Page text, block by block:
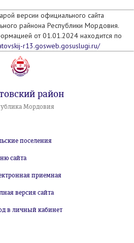
версии официального сайта
райнона Республики Мордовия.
от 01.01.2024 находится по
r13.gosweb.gosuslugi.ru/
район
Мордовия
поселения
сайта
приемная
версия сайта
в личный кабинет